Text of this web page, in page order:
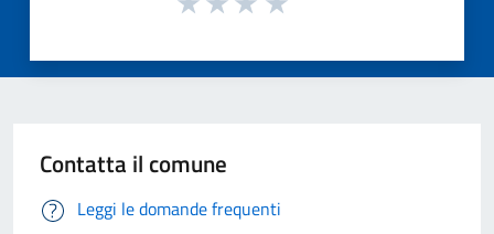
Contatta il comune
Leggi le domande frequenti